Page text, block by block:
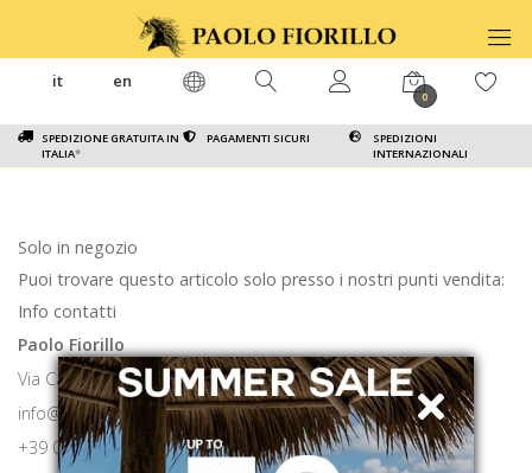
SPEDIZIONE GRATUITA IN
ITALIA*
PAGAMENTI SICURI
SPEDIZIONI
INTERNAZIONALI
it en
0
Solo in negozio
Puoi trovare questo articolo solo presso i nostri punti vendita:
Info contatti
Paolo Fiorillo
Via Calabritto 9 80121 Napoli
info@paolofiorillo.com
+39 081 1857 6024